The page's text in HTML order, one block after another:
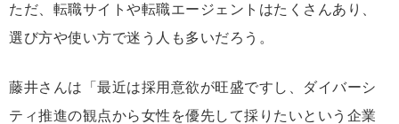
ただ、転職サイトや転職エージェントはたくさんあり、
選び方や使い方で迷う人も多いだろう。
藤井さんは「最近は採用意欲が旺盛ですし、ダイバーシ
ティ推進の観点から女性を優先して採りたいという企業